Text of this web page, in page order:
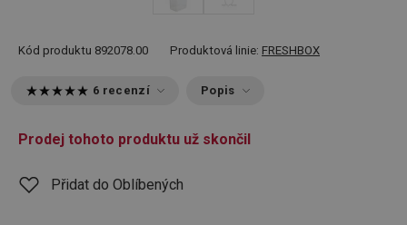
Kód produktu 892078.00 Produktová linie: FRESHBOX
6 recenzí Popis
Prodej tohoto produktu už skončil
Přidat do Oblíbených